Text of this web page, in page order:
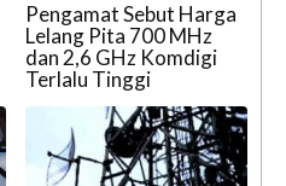
Pengamat Sebut Harga
Lelang Pita 700 MHz
dan 2,6 GHz Komdigi
Terlalu Tinggi